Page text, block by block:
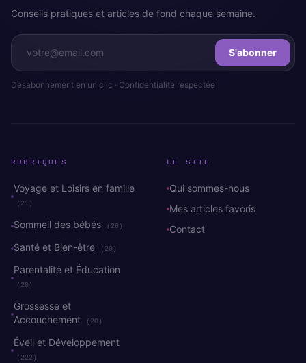
Conseils pratiques et articles de fond chaque semaine.
S'abonner
Désabonnement en un clic · Confidentialité respectée
RUBRIQUES
Voyage et Loisirs en famille
(21)
Sommeil des bébés (20)
Santé et Bien-être (20)
Parentalité et Éducation
(20)
Grossesse et
Accouchement
(20)
Éveil et Développement
(222)
LE SITE
Qui sommes-nous
Mes articles favoris
Contact